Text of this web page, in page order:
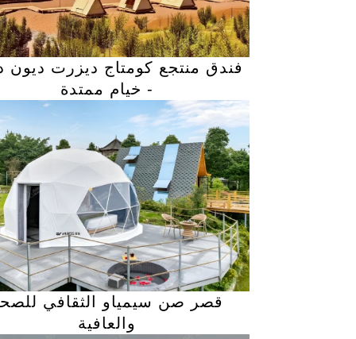
فندق منتجع كومتاج ديزرت ديون
- خيام ممتدة
قصر صن سيمياو الثقافي
والعافية